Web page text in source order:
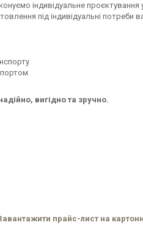
індивідуальне
під індивідуальні потреби
вигідно та зручно.
прайс-лист на